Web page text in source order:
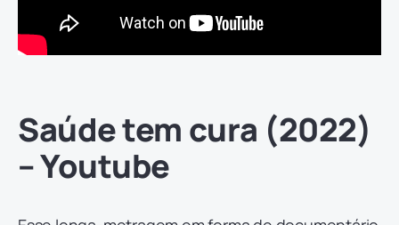
Saúde tem cura (2022)
– Youtube